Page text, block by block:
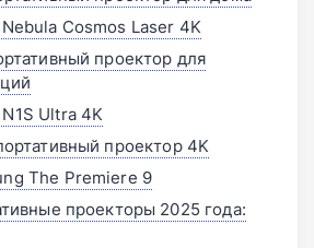
Cosmos Laser 4K
проектор для
Ultra 4K󠁩󠁩󠁩󠁩󠁩󠁩
проектор 4K
The Premiere 9󠁩󠁩󠁩󠁩󠁩󠁩
проекторы 2025 года: